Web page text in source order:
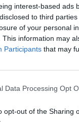
interest-based ads
to third
of your personal
This information may
Participants that may
Data Processing Opt
opt-out of the Sharing